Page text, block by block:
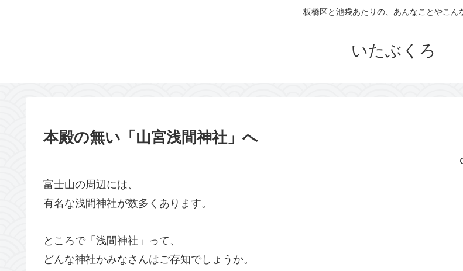
板橋区と池袋あたりの、あんなことやこん
いたぶくろ
本殿の無い「山宮浅間神社」へ
富士山の周辺には、
有名な浅間神社が数多くあります。
ところで「浅間神社」って、
どんな神社かみなさんはご存知でしょうか。